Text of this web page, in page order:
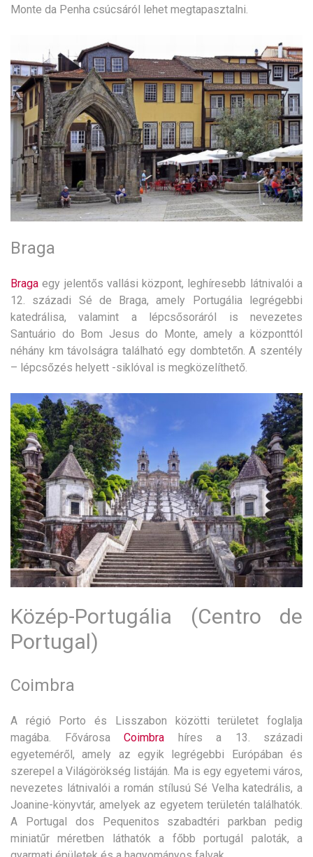
Monte da Penha csúcsáról lehet megtapasztalni.
Braga
Braga egy jelentős vallási központ, leghíresebb látnivalói a
12. századi Sé de Braga, amely Portugália legrégebbi
katedrálisa, valamint a lépcsősoráról is nevezetes
Santuário do Bom Jesus do Monte, amely a központtól
néhány km távolságra található egy dombtetőn. A szentély
– lépcsőzés helyett -siklóval is megközelíthető.
Közép-Portugália (Centro de
Portugal)
Coimbra
A régió Porto és Lisszabon közötti területet foglalja
magába. Fővárosa Coimbra híres a 13. századi
egyeteméről, amely az egyik legrégebbi Európában és
szerepel a Világörökség listáján. Ma is egy egyetemi város,
nevezetes látnivalói a román stílusú Sé Velha katedrális, a
Joanine-könyvtár, amelyek az egyetem területén találhatók.
A Portugal dos Pequenitos szabadtéri parkban pedig
miniatűr méretben láthatók a főbb portugál paloták, a